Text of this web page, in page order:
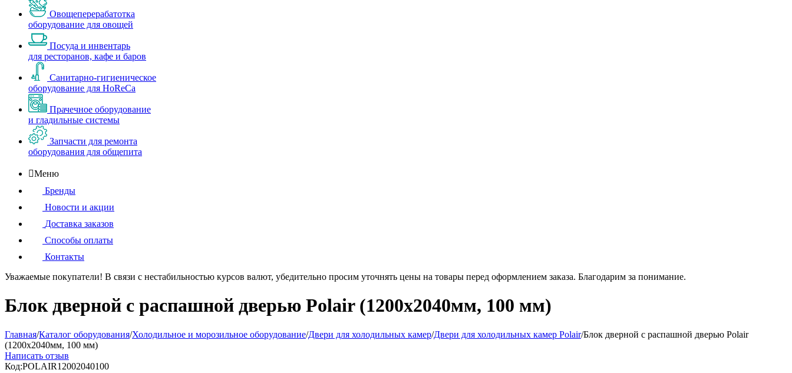
Овощеперерабатотка
оборудование для овощей
Посуда и инвентарь
для ресторанов, кафе и баров
Санитарно-гигиеническое
оборудование для HoReCa
Прачечное оборудование
и гладильные системы
Запчасти для ремонта
оборудования для общепита
Меню
Бренды
Новости и акции
Доставка заказов
Способы оплаты
Контакты
Уважаемые покупатели! В связи с нестабильностью курсов валют, убедительно просим уточнять цены на товары перед оформлением заказа. Благодарим за понимание.
Блок дверной с распашной дверью Polair (1200х2040мм, 100 мм)
Главная/Каталог оборудования/Холодильное и морозильное оборудование/Двери для холодильных камер/Двери для холодильных камер Polair/Блок дверной с распашной дверью Polair
(1200х2040мм, 100 мм)
Написать отзыв
Код:POLAIR12002040100